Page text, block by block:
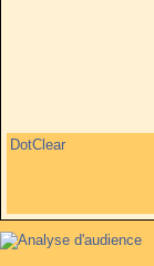
DotClear